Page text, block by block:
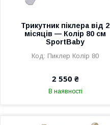
Трикутник піклера від 2
місяців — Колір 80 см
SportBaby
Пиклер Колір 80
2 550 ₴
В наявності